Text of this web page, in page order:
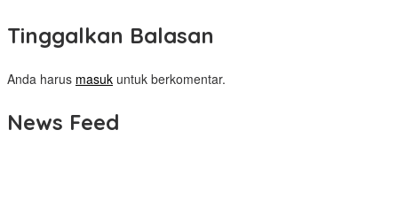
Tinggalkan Balasan
Anda harus masuk untuk berkomentar.
News Feed